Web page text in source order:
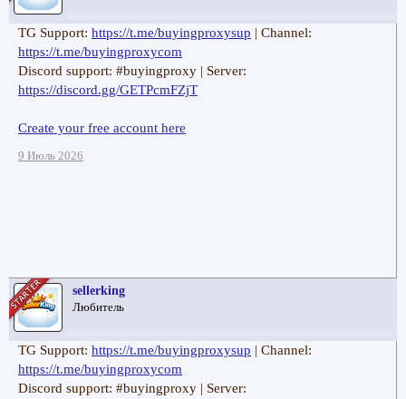
TG Support: https://t.me/buyingproxysup | Channel:
https://t.me/buyingproxycom
Discord support: #buyingproxy | Server:
https://discord.gg/GETPcmFZjT
Create your free account here
9 Июль 2026
sellerking
Любитель
TG Support: https://t.me/buyingproxysup | Channel:
https://t.me/buyingproxycom
Discord support: #buyingproxy | Server: